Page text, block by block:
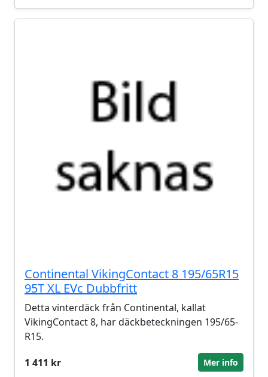
Continental VikingContact 8 195/65R15
95T XL EVc Dubbfritt
Detta vinterdäck från Continental, kallat
VikingContact 8, har däckbeteckningen 195/65-
R15.
1 411 kr
Mer info